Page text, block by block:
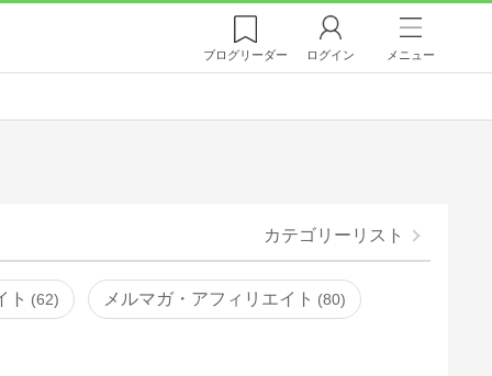
ブログリーダー ログイン メニュー
カテゴリーリスト
ト 62 メルマガ・アフィリエイト 80